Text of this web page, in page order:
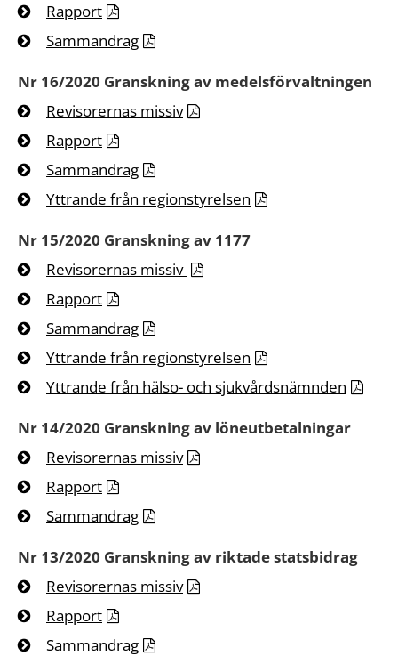
Rapport
Sammandrag
Nr 16/2020 Granskning av medelsförvaltningen
Revisorernas missiv
Rapport
Sammandrag
Yttrande från regionstyrelsen
Nr 15/2020 Granskning av 1177
Revisorernas missiv
Rapport
Sammandrag
Yttrande från regionstyrelsen
Yttrande från hälso- och sjukvårdsnämnden
Nr 14/2020 Granskning av löneutbetalningar
Revisorernas missiv
Rapport
Sammandrag
Nr 13/2020 Granskning av riktade statsbidrag
Revisorernas missiv
Rapport
Sammandrag